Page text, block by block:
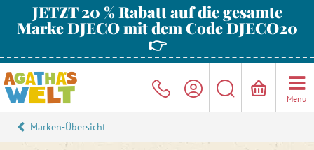
JETZT 20 % Rabatt auf die gesamte
Marke DJECO mit dem Code DJECO20
👉
Menu
Marken-Übersicht